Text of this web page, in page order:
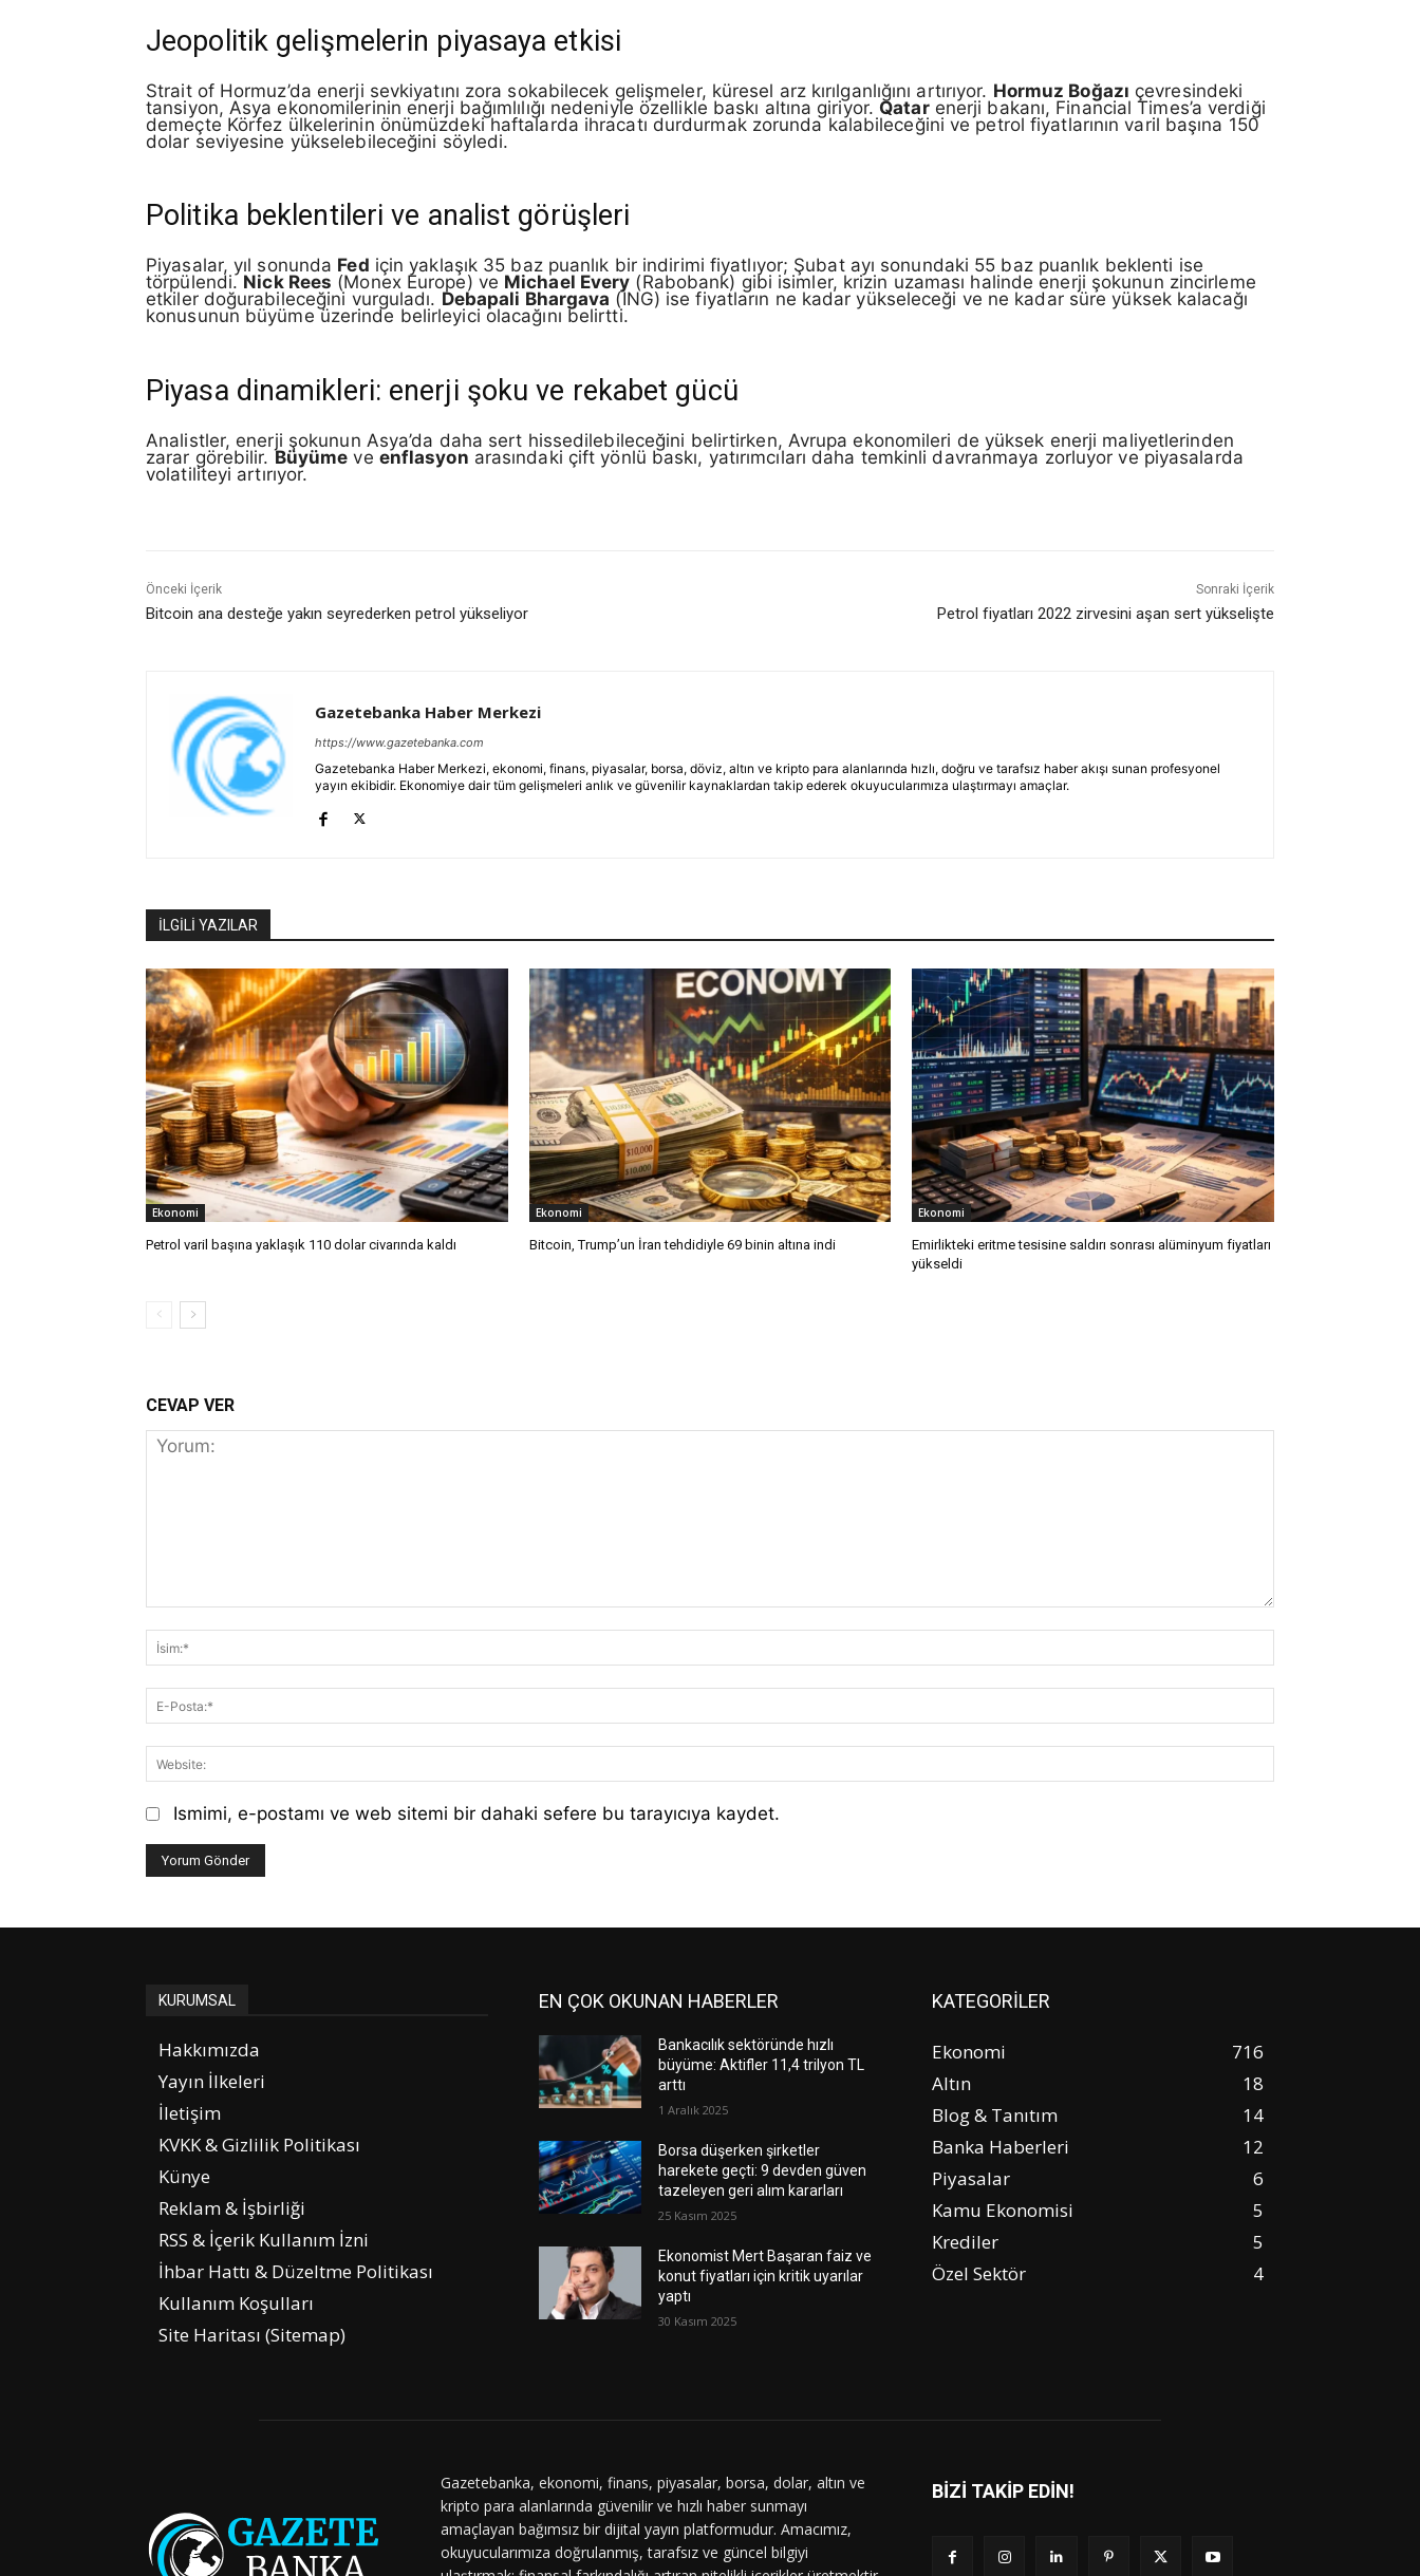
Jeopolitik gelişmelerin piyasaya etkisi
Strait of Hormuz’da enerji sevkiyatını zora sokabilecek gelişmeler, küresel arz kırılganlığını artırıyor. Hormuz Boğazı çevresindeki
tansiyon, Asya ekonomilerinin enerji bağımlılığı nedeniyle özellikle baskı altına giriyor. Qatarenerji bakanı, Financial Times’a verdiği
demeçte Körfez ülkelerinin önümüzdeki haftalarda ihracatı durdurmak zorunda kalabileceğini ve petrol fiyatlarının varil başına 150
dolar seviyesine yükselebileceğini söyledi.
Politika beklentileri ve analist görüşleri
Piyasalar, yıl sonunda Fed için yaklaşık 35 baz puanlık bir indirimi fiyatlıyor; Şubat ayı sonundaki 55 baz puanlık beklenti ise
törpülendi. Nick Rees (Monex Europe) ve Michael Every (Rabobank) gibi isimler, krizin uzaması halinde enerji şokunun zincirleme
etkiler doğurabileceğini vurguladı. Debapali Bhargava (ING) ise fiyatların ne kadar yükseleceği ve ne kadar süre yüksek kalacağı
konusunun büyüme üzerinde belirleyici olacağını belirtti.
Piyasa dinamikleri: enerji şoku ve rekabet gücü
Analistler, enerji şokunun Asya’da daha sert hissedilebileceğini belirtirken, Avrupa ekonomileri de yüksek enerji maliyetlerinden
zarar görebilir.Büyüme ve enflasyon arasındaki çift yönlü baskı, yatırımcıları daha temkinli davranmaya zorluyor ve piyasalarda
volatiliteyi artırıyor.
Önceki İçerik
Bitcoin ana desteğe yakın seyrederken petrol yükseliyor
Sonraki İçerik
Petrol fiyatları 2022 zirvesini aşan sert yükselişte
Gazetebanka Haber Merkezi
https://www.gazetebanka.com
Gazetebanka Haber Merkezi, ekonomi, finans, piyasalar, borsa, döviz, altın ve kripto para alanlarında hızlı, doğru ve tarafsız haber akışı sunan profesyonel
yayın ekibidir. Ekonomiye dair tüm gelişmeleri anlık ve güvenilir kaynaklardan takip ederek okuyucularımıza ulaştırmayı amaçlar.
İLGİLİ YAZILAR
Ekonomi
Petrol varil başına yaklaşık 110 dolar civarında kaldı
Ekonomi
Bitcoin, Trump’un İran tehdidiyle 69 binin altına indi
Ekonomi
Emirlikteki eritme tesisine saldırı sonrası alüminyum fiyatları
yükseldi
CEVAP VER
Ismimi, e-postamı ve web sitemi bir dahaki sefere bu tarayıcıya kaydet.
KURUMSAL
Hakkımızda
Yayın İlkeleri
İletişim
KVKK & Gizlilik Politikası
Künye
Reklam & İşbirliği
RSS & İçerik Kullanım İzni
İhbar Hattı & Düzeltme Politikası
Kullanım Koşulları
Site Haritası (Sitemap)
EN ÇOK OKUNAN HABERLER
Bankacılık sektöründe hızlı
büyüme: Aktifler 11,4 trilyon TL
arttı
1 Aralık 2025
Borsa düşerken şirketler
harekete geçti: 9 devden güven
tazeleyen geri alım kararları
25 Kasım 2025
Ekonomist Mert Başaran faiz ve
konut fiyatları için kritik uyarılar
yaptı
30 Kasım 2025
KATEGORİLER
Ekonomi
716
Altın
18
Blog & Tanıtım
14
Banka Haberleri
12
Piyasalar
6
Kamu Ekonomisi
5
Krediler
5
Özel Sektör
4
Gazetebanka, ekonomi, finans, piyasalar, borsa, dolar, altın ve
kripto para alanlarında güvenilir ve hızlı haber sunmayı
amaçlayan bağımsız bir dijital yayın platformudur. Amacımız,
okuyucularımıza doğrulanmış, tarafsız ve güncel bilgiyi
BİZİ TAKİP EDİN!